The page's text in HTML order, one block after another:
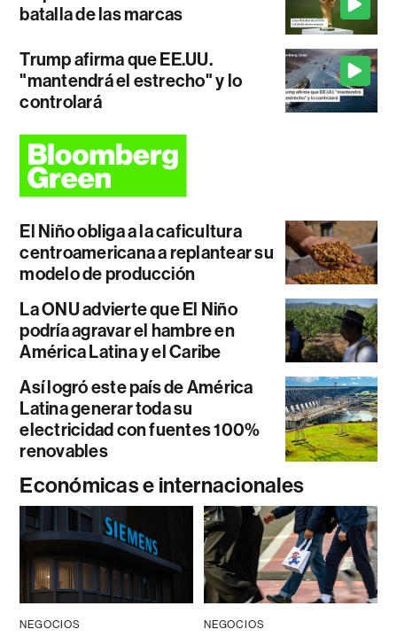
batalla de las marcas
Trump afirma que EE.UU.
"mantendrá el estrecho" y lo
controlará
El Niño obliga a la caficultura
centroamericana a replantear su
modelo de producción
La ONU advierte que El Niño
podría agravar el hambre en
América Latina y el Caribe
Así logró este país de América
Latina generar toda su
electricidad con fuentes 100%
renovables
Económicas e internacionales
NEGOCIOS NEGOCIOS